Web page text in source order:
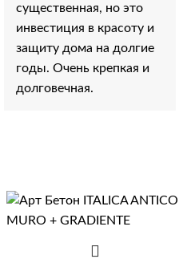
существенная, но это
инвестиция в красоту и
защиту дома на долгие
годы. Очень крепкая и
долговечная.